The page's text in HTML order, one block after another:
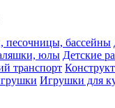
песочницы, бассейны
юлы Детские
транспорт
Игрушки для